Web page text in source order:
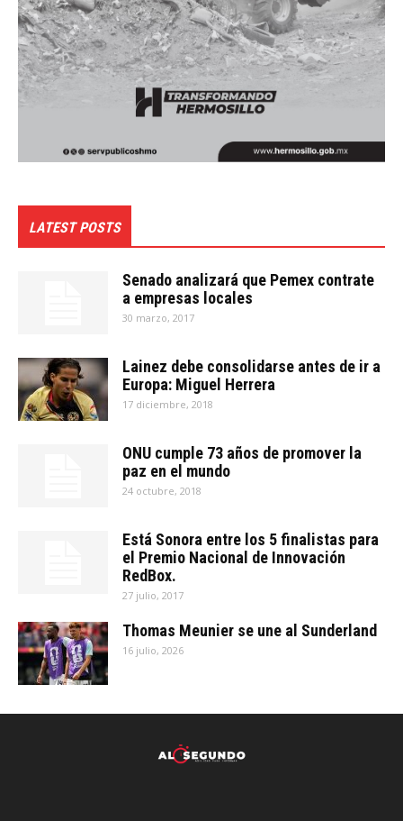
LATEST POSTS
Senado analizará que Pemex contrate
a empresas locales
30 marzo, 2017
Lainez debe consolidarse antes de ir a
Europa: Miguel Herrera
17 diciembre, 2018
ONU cumple 73 años de promover la
paz en el mundo
24 octubre, 2018
Está Sonora entre los 5 finalistas para
el Premio Nacional de Innovación
RedBox.
27 julio, 2017
Thomas Meunier se une al Sunderland
16 julio, 2026